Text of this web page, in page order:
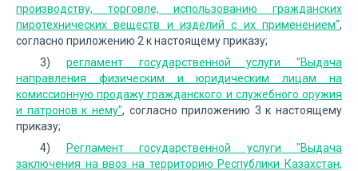
производству, торговле, использованию гражданских
пиротехнических веществ и изделий с их применением",
согласно приложению 2 к настоящему приказу;
3) регламент государственной услуги "Выдача
направления физическим и юридическим лицам на
комиссионную продажу гражданского и служебного оружия
и патронов к нему", согласно приложению 3 к настоящему
приказу;
4)
Регламент государственной услуги "Выдача
заключения на ввоз на территорию Республики Казахстан,